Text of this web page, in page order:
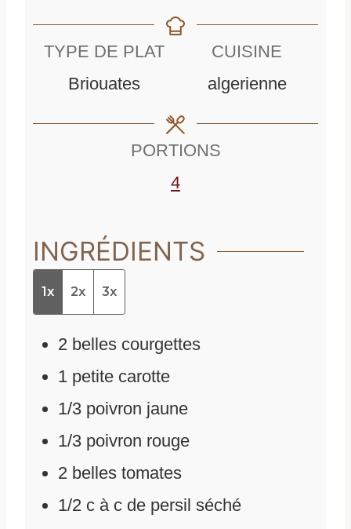
u
s
TYPE DE PLAT
Briouates
CUISINE
algerienne
PORTIONS
4
INGRÉDIENTS
1x 2x 3x
2 belles courgettes
1 petite carotte
1/3 poivron jaune
1/3 poivron rouge
2 belles tomates
1/2 c à c de persil séché